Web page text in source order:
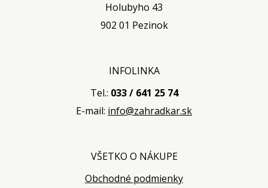
Holubyho 43
902 01 Pezinok
INFOLINKA
Tel.: 033 / 641 25 74
E-mail: info@zahradkar.sk
VŠETKO O NÁKUPE
Obchodné podmienky